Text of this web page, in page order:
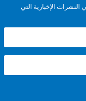
الإخبارية التي